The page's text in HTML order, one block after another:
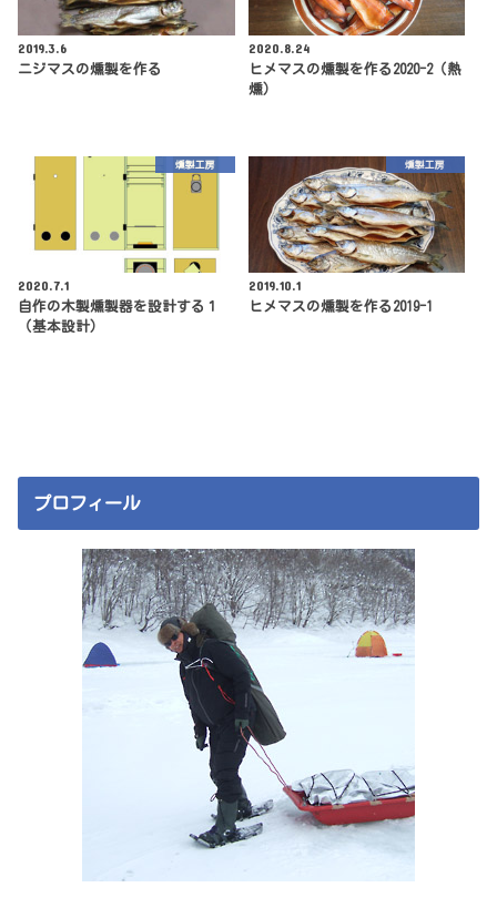
2019.3.6
ニジマスの燻製を作る
2020.8.24
ヒメマスの燻製を作る2020-2（熱
燻）
燻製工房
2020.7.1
自作の木製燻製器を設計する１
（基本設計）
燻製工房
2019.10.1
ヒメマスの燻製を作る2019-1
プロフィール